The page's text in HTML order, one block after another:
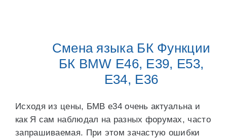
Смена языка БК Функции
БК BMW E46, E39, E53,
E34, E36
Исходя из цены, БМВ е34 очень актуальна и
как Я сам наблюдал на разных форумах, часто
запрашиваемая. При этом зачастую ошибки